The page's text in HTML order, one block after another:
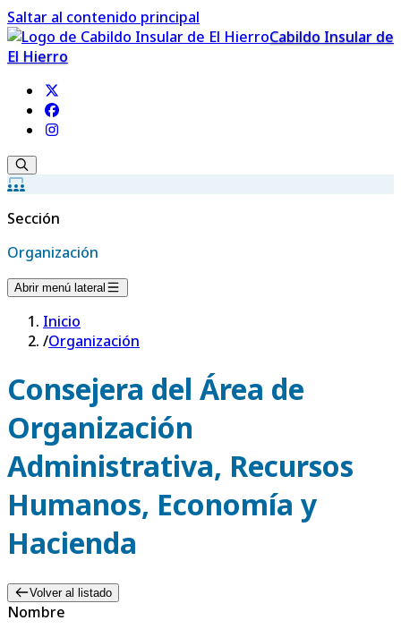
Saltar al contenido principal
Cabildo Insular de
El Hierro
Sección
Organización
Abrir menú lateral
Inicio
/Organización
Consejera del Área de
Organización
Administrativa, Recursos
Humanos, Economía y
Hacienda
Volver al listado
Nombre